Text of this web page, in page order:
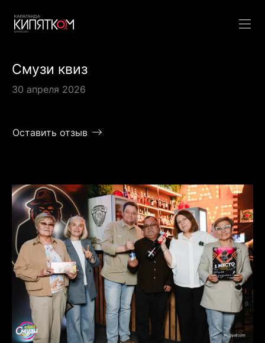
Смузи квиз
30 апреля 2026
Оставить отзыв